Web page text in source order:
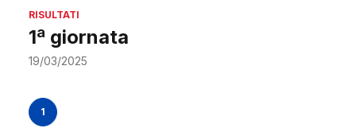
RISULTATI
1ª giornata
19/03/2025
1